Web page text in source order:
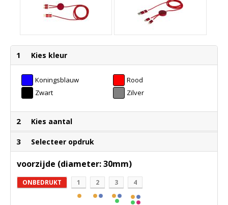
1 Kies kleur
Koningsblauw
Rood
Zwart
Zilver
2 Kies aantal
3 Selecteer opdruk
voorzijde (diameter: 30mm)
ONBEDRUKT 1 2 3 4